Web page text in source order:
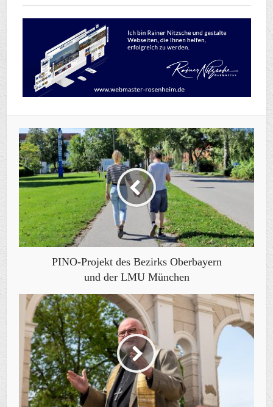
PINO-Projekt des Bezirks Oberbayern
und der LMU München